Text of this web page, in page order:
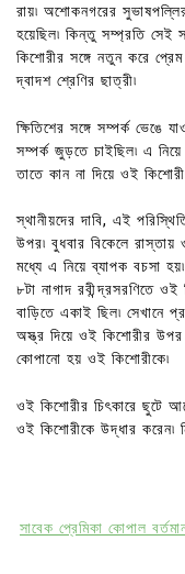
রায়৷ অশোকনগরের সুভাষপল্লির
হয়েছিল৷ কিন্তু সম্প্রতি সেই
কিশোরীর সঙ্গে নতুন করে
দ্বাদশ শ্রেণির ছাত্রী৷
ক্ষিতিশের সঙ্গে সম্পর্ক ভেঙে
সম্পর্ক জুড়তে চাইছিল৷ এ
তাতে কান না দিয়ে ওই
স্থানীয়দের দাবি, এই
উপর৷ বুধবার বিকেলে
মধ্যে এ নিয়ে ব্যাপক বচসা
৮টা নাগাদ রবীন্দ্রসরণিতে
বাড়িতে একাই ছিল৷ সেখানে
অস্ত্র দিয়ে ওই কিশোরীর উপর
কোপানো হয় ওই কিশোরীকে৷
ওই কিশোরীর চিৎকারে ছুটে
ওই কিশোরীকে উদ্ধার করেন৷
সাবেক প্রেমিকা কোপাল